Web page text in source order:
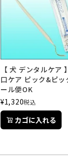
【 犬 デンタルケア
口ケア ピック&ピッ
ール便OK
¥1,320税込
カゴに入れる